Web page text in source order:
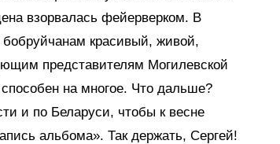
взорвалась фейерверком. В
бобруйчанам красивый, живой,
представителям Могилевской
на многое. Что дальше?
и по Беларуси, чтобы к весне
альбома». Так держать, Сергей!